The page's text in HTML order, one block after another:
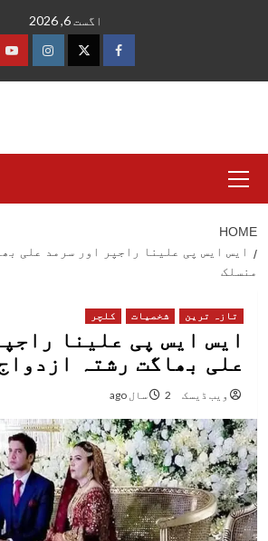
اگست 6, 2026
فیس
ٹوئٹر
Menu
HOME
ایس ایس پی علینا راجپر اور سرمد علی
منسلک
تازہ ترین شخصیات کلچر
ایس ایس پی علینا
علی بھاگت رشتہ
ویب ڈیسک 2 سال ago